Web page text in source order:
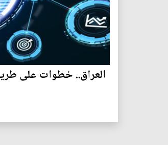
العراق.. خطوات على